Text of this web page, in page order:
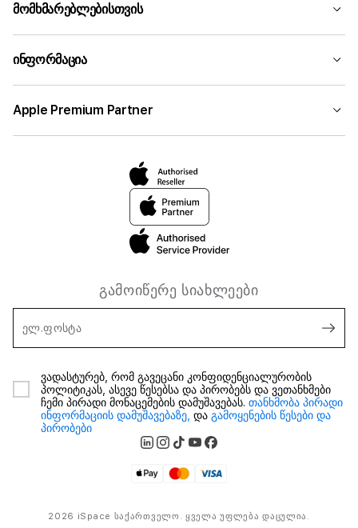
მომხმარებლებისთვის
ინფორმაცია
Apple Premium Partner
გამოიწერე სიახლეები
ელ.ფოსტა
ვადასტურებ, რომ გავეცანი კონფიდენციალურობის
პოლიტიკას, ასევე წესებსა და პირობებს და ვეთანხმები
ჩემი პირადი მონაცემების დამუშავებას. თანხმობა პირადი
ინფორმაციის დამუშავებაზე, და გამოყენების წესები და
პირობები
2026 iSpace საქართველო. ყველა უფლება დაცულია.